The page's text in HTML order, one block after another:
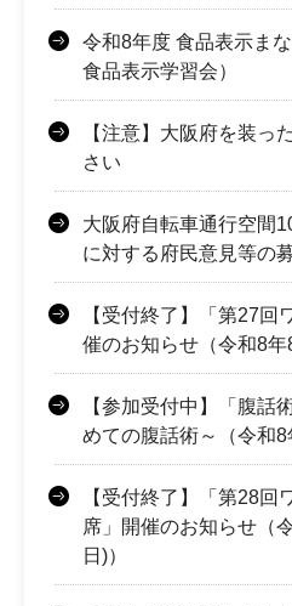
令和8年度 食品表示ま
食品表示学習会）
【注意】大阪府を装っ
さい
大阪府自転車通行空間
に対する府民意見等の
【受付終了】「第27回
催のお知らせ（令和8年
【参加受付中】「腹話
めての腹話術～（令和
【受付終了】「第28回
席」開催のお知らせ（
日)）